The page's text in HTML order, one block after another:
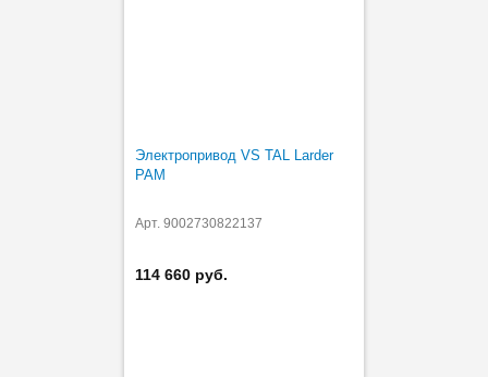
Электропривод VS TAL Larder
PAM
Арт. 9002730822137
114 660 руб.